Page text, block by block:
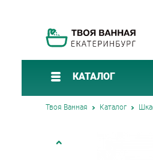
КАТАЛОГ
Твоя Ванная Каталог